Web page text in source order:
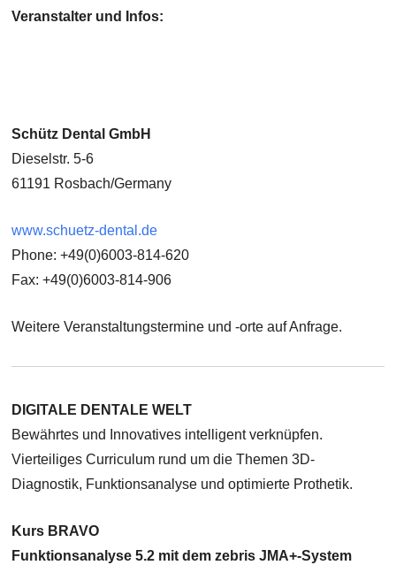
Veranstalter und Infos:
Schütz Dental GmbH
Dieselstr. 5-6
61191 Rosbach/Germany
www.schuetz-dental.de
Phone: +49(0)6003-814-620
Fax: +49(0)6003-814-906
Weitere Veranstaltungstermine und -orte auf Anfrage.
DIGITALE DENTALE WELT
Bewährtes und Innovatives intelligent verknüpfen.
Vierteiliges Curriculum rund um die Themen 3D-
Diagnostik, Funktionsanalyse und optimierte Prothetik.
Kurs BRAVO
Funktionsanalyse 5.2 mit dem zebris JMA+-System